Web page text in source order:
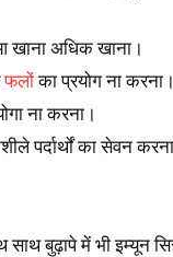
खाना अधिक खाना।
फलोंका प्रयोग ना करना।
ना करना।
पर्दार्थों का सेवन
बुढ़ापे में भी इम्यून